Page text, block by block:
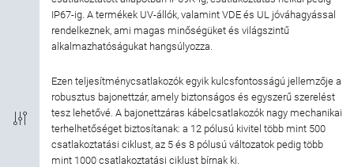
Csatlakozás típusa
Védelmi szint
A ház anyaga
IP67-ig. A termékek UV-állók, valamint VDE és UL jóváhagyással
rendelkeznek, ami magas minőségüket és világszintű
alkalmazhatóságukat hangsúlyozza.
Ezen teljesítménycsatlakozók egyik kulcsfontosságú jellemzője a
robusztus bajonettzár, amely biztonságos és egyszerű szerelést
tesz lehetővé. A bajonettzáras kábelcsatlakozók nagy mechanikai
terhelhetőséget biztosítanak: a 12 pólusú kivitel több mint 500
csatlakoztatási ciklust, az 5 és 8 pólusú változatok pedig több
mint 1000 csatlakoztatási ciklust bírnak ki.